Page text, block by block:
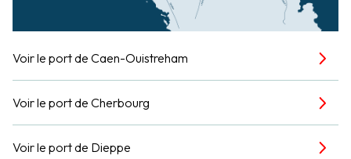
Voir le port de Caen-Ouistreham
Voir le port de Cherbourg
Voir le port de Dieppe